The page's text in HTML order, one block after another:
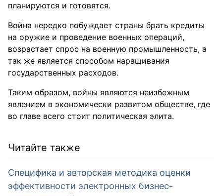
планируются и готовятся.
Война нередко побуждает страны брать кредиты
на оружие и проведение военных операций,
возрастает спрос на военную промышленность, а
так же является способом наращивания
государственных расходов.
Таким образом, войны являются неизбежным
явлением в экономически развитом обществе, где
во главе всего стоит политическая элита.
Читайте также
Специфика и авторская методика оценки
эффективности электронных бизнес-